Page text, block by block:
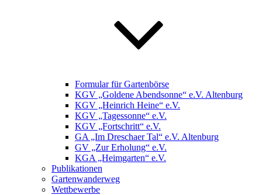
Formular für Gartenbörse
KGV „Goldene Abendsonne“ e.V. Altenburg
KGV „Heinrich Heine“ e.V.
KGV „Tagessonne“ e.V.
KGV „Fortschritt“ e.V.
GA „Im Dreschaer Tal“ e.V. Altenburg
GV „Zur Erholung“ e.V.
KGA „Heimgarten“ e.V.
Publikationen
Gartenwanderweg
Wettbewerbe